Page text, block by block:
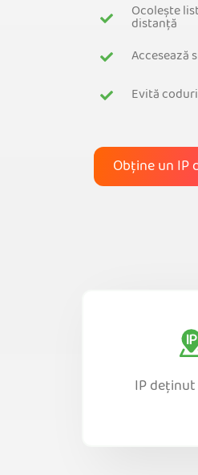
Ocolește
distanță
Accesează
Evită
Obține un IP
IP